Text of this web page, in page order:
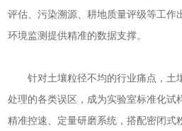
评估、污染溯源、耕地质量评级等工作
环境监测提供精准的数据支撑。
针对土壤粒径不均的行业痛点，土壤
处理的各类误区，成为实验室标准化试
精准控速、定量研磨系统，搭配密闭式